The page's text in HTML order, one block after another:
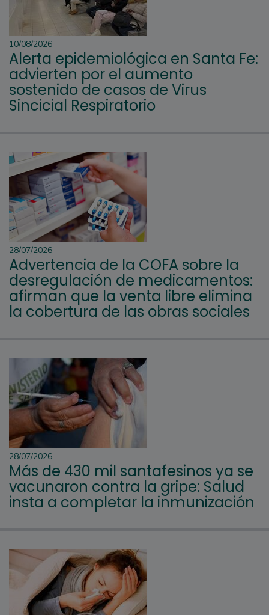
10/08/2026
Alerta epidemiológica en Santa Fe:
advierten por el aumento
sostenido de casos de Virus
Sincicial Respiratorio
28/07/2026
Advertencia de la COFA sobre la
desregulación de medicamentos:
afirman que la venta libre elimina
la cobertura de las obras sociales
28/07/2026
Más de 430 mil santafesinos ya se
vacunaron contra la gripe: Salud
insta a completar la inmunización